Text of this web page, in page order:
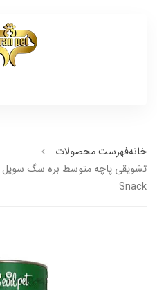
خانهفهرست محصولات
Snack